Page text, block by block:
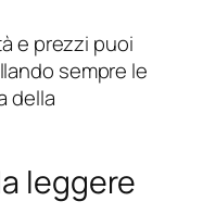
e prezzi puoi
sempre le
della
leggere